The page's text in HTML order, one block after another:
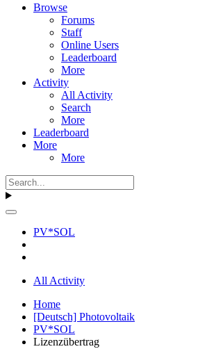
Browse
Forums
Staff
Online Users
Leaderboard
More
Activity
All Activity
Search
More
Leaderboard
More
More
PV*SOL
All Activity
Home
[Deutsch] Photovoltaik
PV*SOL
Lizenzübertrag